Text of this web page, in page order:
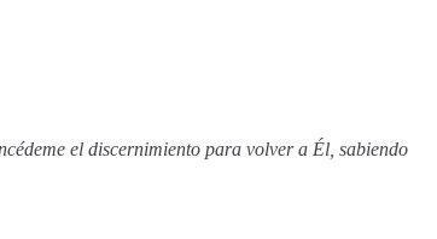
el discernimiento para volver a Él, sabiendo